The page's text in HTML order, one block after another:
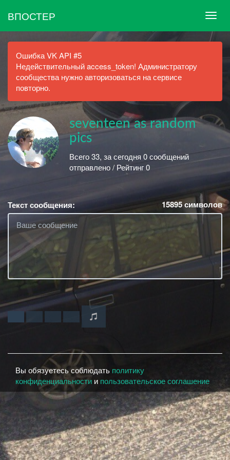
ВПОСТЕР
Ошибка VK API #5
Недействительный access_token! Администратору
сообщества нужно авторизоваться на сервисе
повторно.
seventeen as random
pics
Всего 33, за сегодня 0 сообщений
отправлено / Рейтинг 0
Текст сообщения: 15895символов
Вы обязуетесь соблюдать политику
конфиденциальности и пользовательское соглашение